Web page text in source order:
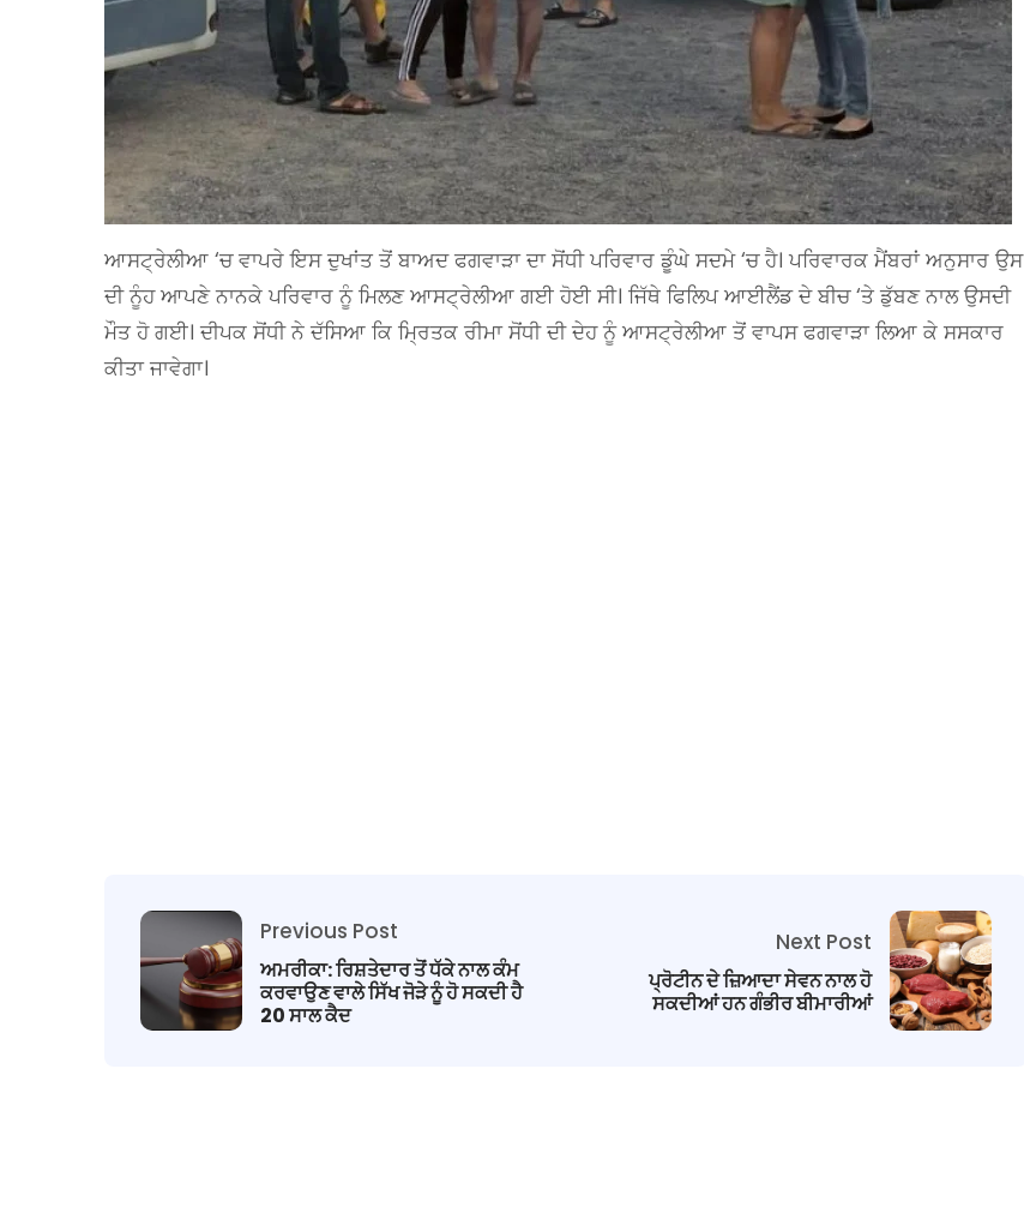
ਆਸਟ੍ਰੇਲੀਆ ‘ਚ ਵਾਪਰੇ ਇਸ ਦੁਖਾਂਤ ਤੋਂ ਬਾਅਦ ਫਗਵਾੜਾ ਦਾ ਸੋਂਧੀ ਪਰਿਵਾਰ ਡੂੰਘੇ ਸਦਮੇ ‘ਚ ਹੈ। ਪਰਿਵਾਰਕ ਮੈਂਬਰਾਂ ਅਨੁਸਾਰ ਉਸ
ਦੀ ਨੂੰਹ ਆਪਣੇ ਨਾਨਕੇ ਪਰਿਵਾਰ ਨੂੰ ਮਿਲਣ ਆਸਟ੍ਰੇਲੀਆ ਗਈ ਹੋਈ ਸੀ। ਜਿੱਥੇ ਫਿਲਿਪ ਆਈਲੈਂਡ ਦੇ ਬੀਚ ‘ਤੇ ਡੁੱਬਣ ਨਾਲ ਉਸਦੀ
ਮੌਤ ਹੋ ਗਈ। ਦੀਪਕ ਸੋਂਧੀ ਨੇ ਦੱਸਿਆ ਕਿ ਮ੍ਰਿਤਕ ਰੀਮਾ ਸੋਂਧੀ ਦੀ ਦੇਹ ਨੂੰ ਆਸਟ੍ਰੇਲੀਆ ਤੋਂ ਵਾਪਸ ਫਗਵਾੜਾ ਲਿਆ ਕੇ ਸਸਕਾਰ
ਕੀਤਾ ਜਾਵੇਗਾ।
Previous Post
ਅਮਰੀਕਾ: ਰਿਸ਼ਤੇਦਾਰ ਤੋਂ ਧੱਕੇ ਨਾਲ ਕੰਮ
ਕਰਵਾਉਣ ਵਾਲੇ ਸਿੱਖ ਜੋੜੇ ਨੂੰ ਹੋ ਸਕਦੀ ਹੈ
20 ਸਾਲ ਕੈਦ
Next Post
ਪ੍ਰੋਟੀਨ ਦੇ ਜ਼ਿਆਦਾ ਸੇਵਨ ਨਾਲ ਹੋ
ਸਕਦੀਆਂ ਹਨ ਗੰਭੀਰ ਬੀਮਾਰੀਆਂ